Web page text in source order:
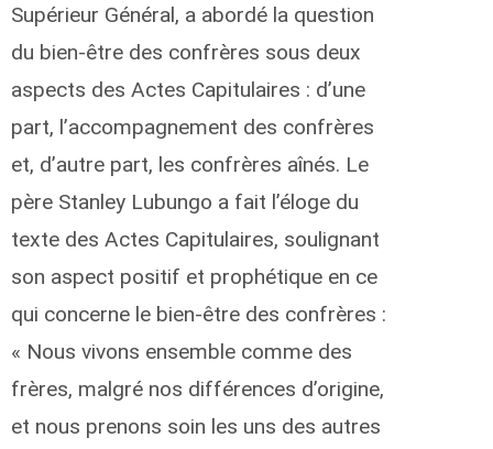
Supérieur Général, a abordé la question
du bien-être des confrères sous deux
aspects des Actes Capitulaires : d’une
part, l’accompagnement des confrères
et, d’autre part, les confrères aînés. Le
père Stanley Lubungo a fait l’éloge du
texte des Actes Capitulaires, soulignant
son aspect positif et prophétique en ce
qui concerne le bien-être des confrères :
« Nous vivons ensemble comme des
frères, malgré nos différences d’origine,
et nous prenons soin les uns des autres